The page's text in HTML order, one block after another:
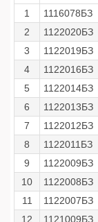
1
1116078БЗ
2
1122020БЗ
3
1122019БЗ
4
1122016БЗ
5
1122014БЗ
6
1122013БЗ
7
1122012БЗ
8
1122011БЗ
9
1122009БЗ
10
1122008БЗ
11
1122007БЗ
12
1121009БЗ